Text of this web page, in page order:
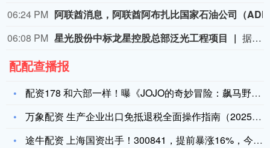
06:24 PM
06:08 PM 星光股份中标龙星控股总部泛光工程项目 据“星光股份”公众号消息，近日，星光股份成功中标龙星控股总部泛光工程项目。
配配查播报
配资178 和六部一样！曝《JOJO的奇妙冒险：飙马野郎》由
万象配资 生产企业出口免抵退税全面操作指南（2025年版）
途牛配资 上海国资出手！300841，提前暴涨16%，今日复